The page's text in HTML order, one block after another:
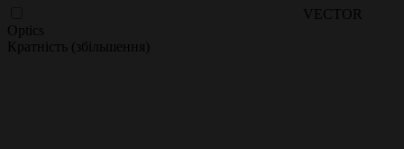
VECTOR
Optics
Кратність (збільшення)